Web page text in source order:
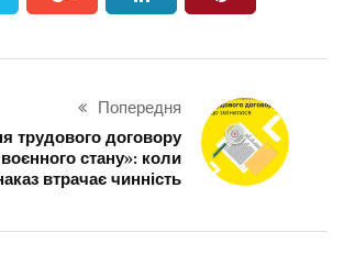
Попередня
трудового договору
стану»: коли
втрачає чинність